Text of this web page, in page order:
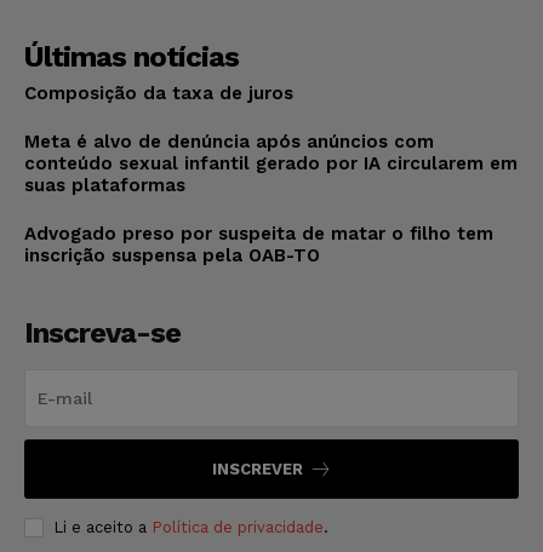
Últimas notícias
Composição da taxa de juros
Meta é alvo de denúncia após anúncios com
conteúdo sexual infantil gerado por IA circularem em
suas plataformas
Advogado preso por suspeita de matar o filho tem
inscrição suspensa pela OAB-TO
Inscreva-se
INSCREVER
Li e aceito a Política de privacidade.